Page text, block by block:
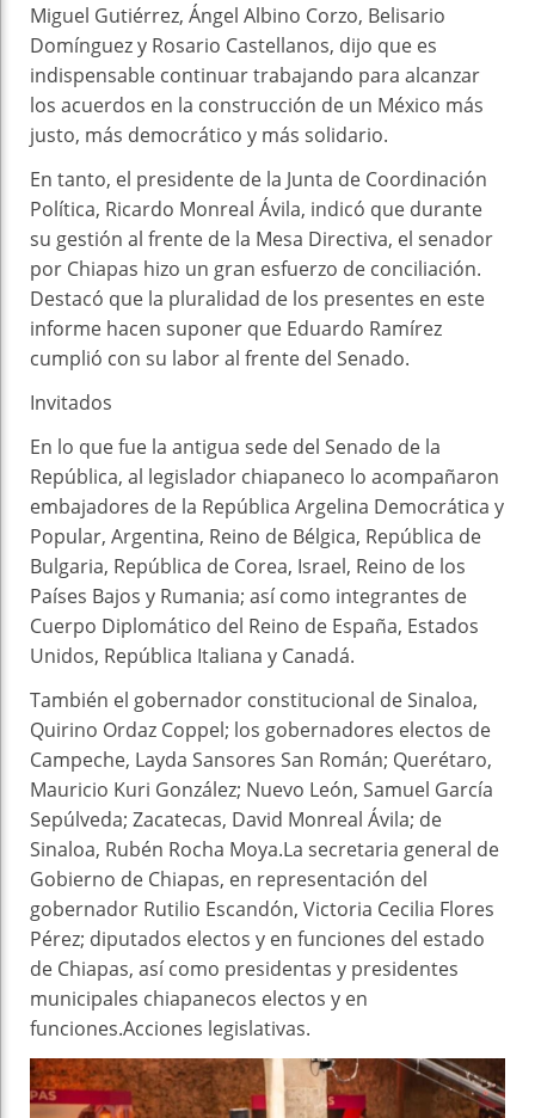
Miguel Gutiérrez, Ángel Albino Corzo, Belisario
Domínguez y Rosario Castellanos, dijo que es
indispensable continuar trabajando para alcanzar
los acuerdos en la construcción de un México más
justo, más democrático y más solidario.
En tanto, el presidente de la Junta de Coordinación
Política, Ricardo Monreal Ávila, indicó que durante
su gestión al frente de la Mesa Directiva, el senador
por Chiapas hizo un gran esfuerzo de conciliación.
Destacó que la pluralidad de los presentes en este
informe hacen suponer que Eduardo Ramírez
cumplió con su labor al frente del Senado.
Invitados
En lo que fue la antigua sede del Senado de la
República, al legislador chiapaneco lo acompañaron
embajadores de la República Argelina Democrática y
Popular, Argentina, Reino de Bélgica, República de
Bulgaria, República de Corea, Israel, Reino de los
Países Bajos y Rumania; así como integrantes de
Cuerpo Diplomático del Reino de España, Estados
Unidos, República Italiana y Canadá.
También el gobernador constitucional de Sinaloa,
Quirino Ordaz Coppel; los gobernadores electos de
Campeche, Layda Sansores San Román; Querétaro,
Mauricio Kuri González; Nuevo León, Samuel García
Sepúlveda; Zacatecas, David Monreal Ávila; de
Sinaloa, Rubén Rocha Moya.La secretaria general de
Gobierno de Chiapas, en representación del
gobernador Rutilio Escandón, Victoria Cecilia Flores
Pérez; diputados electos y en funciones del estado
de Chiapas, así como presidentas y presidentes
municipales chiapanecos electos y en
funciones.Acciones legislativas.